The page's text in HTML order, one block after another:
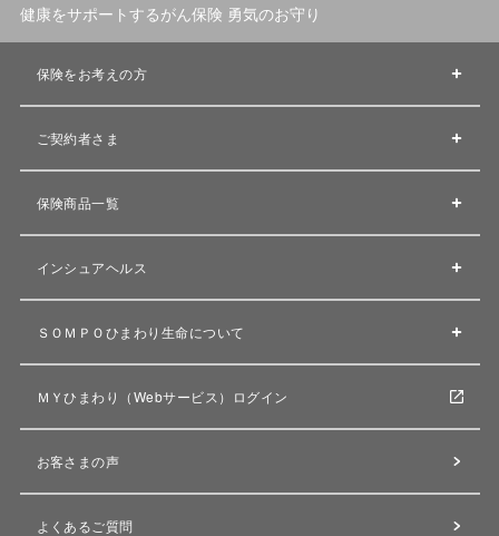
健康をサポートするがん保険 勇気のお守り
保険をお考えの方
ご契約者さま
保険商品一覧
インシュアヘルス
ＳＯＭＰＯひまわり生命について
ＭＹひまわり（Webサービス）ログイン
お客さまの声
よくあるご質問